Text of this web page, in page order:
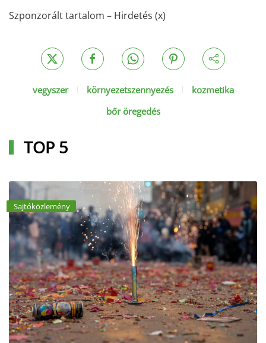
Szponzorált tartalom – Hirdetés (x)
vegyszer környezetszennyezés
kozmetika
bőr öregedés
TOP 5
Sajtóközlemény